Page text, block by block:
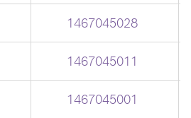
1467045028
1467045011
1467045001